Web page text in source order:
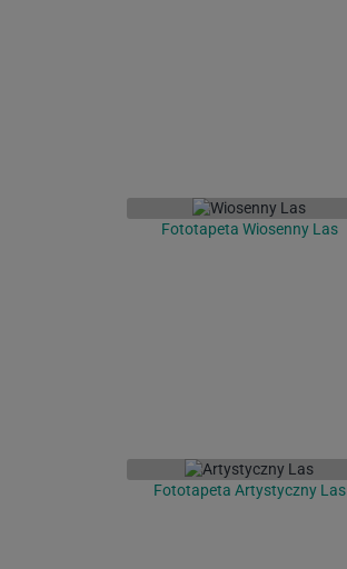
Fototapeta Wiosenny Las
Fototapeta Artystyczny Las